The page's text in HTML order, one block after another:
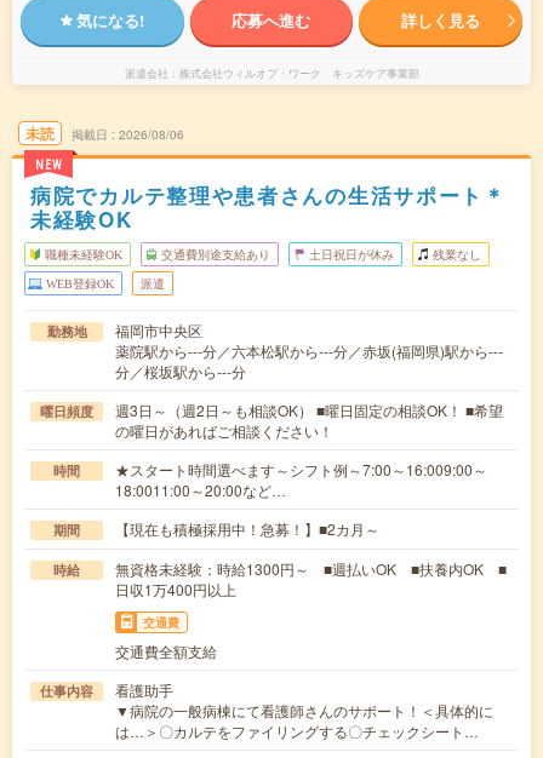
気になる! 応募へ進む 詳しく見る
派遣会社 株式会社ウィルオブ・ワーク キッズケア事業部
未読
NEW
掲載日 2026/08/06
病院でカルテ整理や患者さんの生活サポート＊
未経験OK
職種未経験OK 交通費別途支給あり 土日祝日が休み 残業なし
WEB登録OK 派遣
勤務地
福岡市中央区
薬院駅から---分／六本松駅から---分／赤坂(福岡県)駅から---
分／桜坂駅から---分
曜日頻度
週3日～（週2日～も相談OK） ■曜日固定の相談OK！ ■希望
の曜日があればご相談ください！
時間
★スタート時間選べます～シフト例～7:00～16:009:00～
18:0011:00～20:00など…
期間 【現在も積極採用中！急募！】■2カ月～
時給
無資格未経験：時給1300円～ ■週払いOK ■扶養内OK ■
日収1万400円以上
交通費
交通費全額支給
仕事内容
看護助手
▼病院の一般病棟にて看護師さんのサポート！＜具体的に
は…＞〇カルテをファイリングする〇チェックシート…